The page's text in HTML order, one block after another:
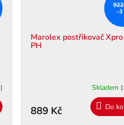
–3
Marolex postřikovač
PH
Skladem
889 Kč Do